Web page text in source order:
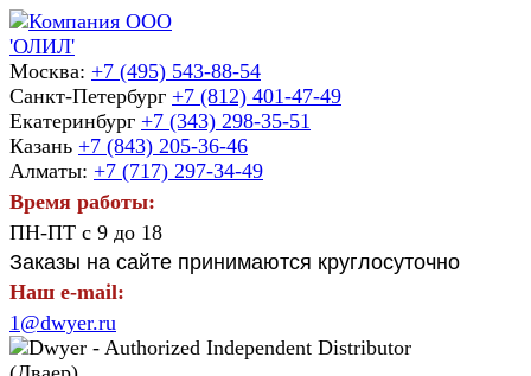
Москва: +7 (495) 543-88-54
Санкт-Петербург +7 (812) 401-47-49
Екатеринбург +7 (343) 298-35-51
Казань +7 (843) 205-36-46
Алматы: +7 (717) 297-34-49
Время работы:
ПН-ПТ с 9 до 18
Заказы на сайте принимаются круглосуточно
Наш e-mail:
1@dwyer.ru